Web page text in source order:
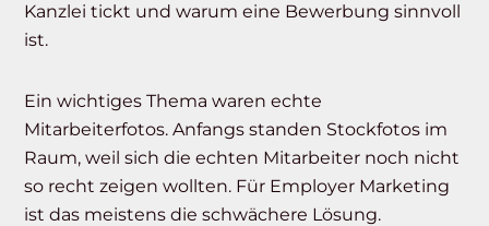
Kanzlei tickt und warum eine Bewerbung sinnvoll
ist.
Ein wichtiges Thema waren echte
Mitarbeiterfotos. Anfangs standen Stockfotos im
Raum, weil sich die echten Mitarbeiter noch nicht
so recht zeigen wollten. Für Employer Marketing
ist das meistens die schwächere Lösung.